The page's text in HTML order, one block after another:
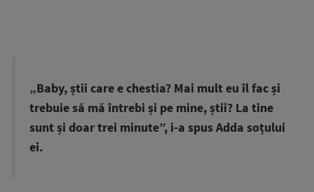
„Baby, știi care e chestia? Mai mult eu îl fac și
trebuie să mă întrebi și pe mine, știi? La tine
sunt și doar trei minute”, i-a spus Adda soțului
ei.